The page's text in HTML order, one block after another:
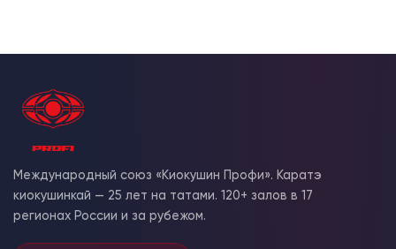
Международный союз «Киокушин Профи». Каратэ
киокушинкай — 25 лет на татами. 120+ залов в 17
регионах России и за рубежом.